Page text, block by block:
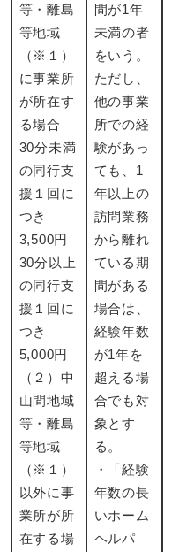
等・離島
等地域
（※１）
に事業所
が所在す
る場合
30分未満
の同行支
援１回に
つき
3,500円
30分以上
の同行支
援１回に
つき
5,000円
（２）中
山間地域
等・離島
等地域
（※１）
以外に事
業所が所
在する場
間が1年
未満の者
をいう。
ただし、
他の事業
所での経
験があっ
ても、1
年以上の
訪問業務
から離れ
ている期
間がある
場合は、
経験年数
が1年を
超える場
合でも対
象とす
る。
・「経験
年数の長
いホーム
ヘルパ